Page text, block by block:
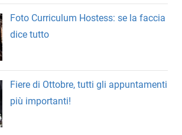
Foto Curriculum Hostess: se la faccia
dice tutto
Fiere di Ottobre, tutti gli appuntamenti
più importanti!